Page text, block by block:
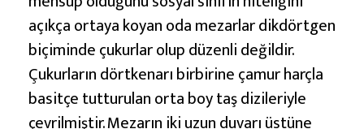
açıkça ortaya koyan oda mezarlar dikdörtgen
biçiminde çukurlar olup düzenli değildir.
Çukurların dörtkenarı birbirine çamur harçla
basitçe tutturulan orta boy taş dizileriyle
çevrilmiştir. Mezarın iki uzun duvarı üstüne